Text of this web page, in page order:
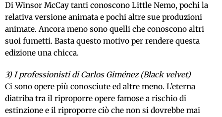
Di Winsor McCay tanti conoscono Little Nemo, pochi la
relativa versione animata e pochi altre sue produzioni
animate. Ancora meno sono quelli che conoscono altri
suoi fumetti. Basta questo motivo per rendere questa
edizione una chicca.
3) I professionisti di Carlos Giménez (Black velvet)
Ci sono opere più conosciute ed altre meno. L’eterna
diatriba tra il riproporre opere famose a rischio di
estinzione e il riproporre ciò che non si dovrebbe mai